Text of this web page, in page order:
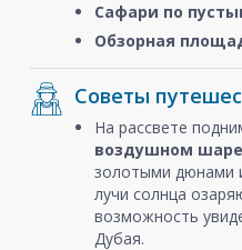
Сафари по
Обзорная
Советы
На рассвете
воздушном шаре
золотыми дюнами
лучи солнца
возможность
Дубая.